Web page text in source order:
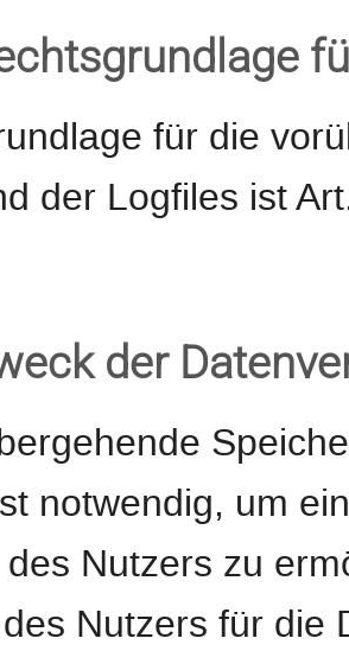
für die
der Logfiles ist
der
notwendig, um
Nutzers zu
Nutzers für die